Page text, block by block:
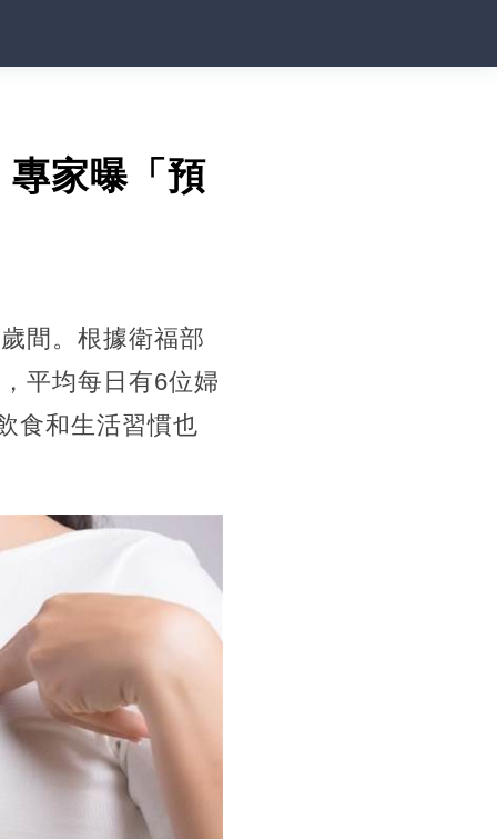
家曝「預
間。根據衛福部
平均每日有6位婦
食和生活習慣也